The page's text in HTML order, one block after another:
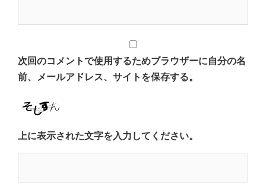
次回のコメントで使用するためブラウザーに自分の名
前、メールアドレス、サイトを保存する。
上に表示された文字を入力してください。